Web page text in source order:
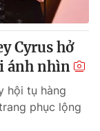
Cyrus hở
ánh nhìn
hội tụ hàng
phục lộng